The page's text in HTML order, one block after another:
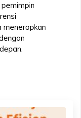
menerapkan